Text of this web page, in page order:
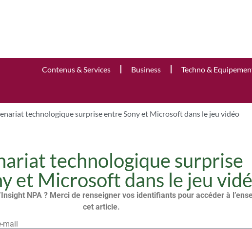
Contenus & Services Business Techno &
technologique surprise entre Sony et Microsoft dans le jeu vidéo
technologique surprise
et Microsoft dans le jeu
NPA ? Merci de renseigner vos identifiants pour accéder à
cet article.
mail